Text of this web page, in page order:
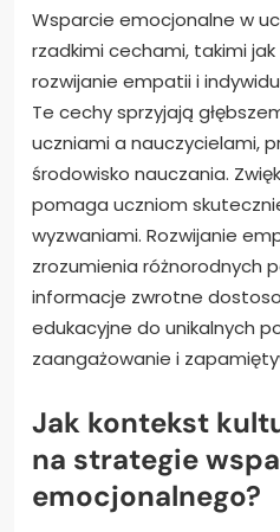
Wsparcie emocjonalne w
rzadkimi cechami, takimi
rozwijanie empatii i
Te cechy sprzyjają
uczniami a nauczycielami,
środowisko nauczania.
pomaga uczniom
wyzwaniami. Rozwijanie
zrozumienia różnorodnych
informacje zwrotne
edukacyjne do unikalnych
zaangażowanie i
Jak kontekst
na strategie
emocjonalnego?